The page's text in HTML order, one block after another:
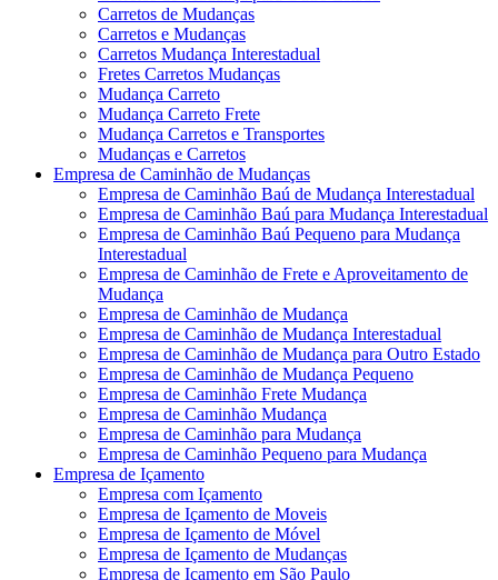
Carretos de Mudanças
Carretos e Mudanças
Carretos Mudança Interestadual
Fretes Carretos Mudanças
Mudança Carreto
Mudança Carreto Frete
Mudança Carretos e Transportes
Mudanças e Carretos
Empresa de Caminhão de Mudanças
Empresa de Caminhão Baú de Mudança Interestadual
Empresa de Caminhão Baú para Mudança Interestadual
Empresa de Caminhão Baú Pequeno para Mudança
Interestadual
Empresa de Caminhão de Frete e Aproveitamento de
Mudança
Empresa de Caminhão de Mudança
Empresa de Caminhão de Mudança Interestadual
Empresa de Caminhão de Mudança para Outro Estado
Empresa de Caminhão de Mudança Pequeno
Empresa de Caminhão Frete Mudança
Empresa de Caminhão Mudança
Empresa de Caminhão para Mudança
Empresa de Caminhão Pequeno para Mudança
Empresa de Içamento
Empresa com Içamento
Empresa de Içamento de Moveis
Empresa de Içamento de Móvel
Empresa de Içamento de Mudanças
Empresa de Içamento em São Paulo